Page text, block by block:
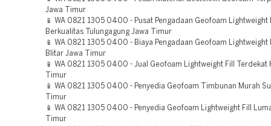
Jawa Timur
📱 WA 0821 1305 0400 - Pusat Pengadaan Geofoam Lightweight
Berkualitas Tulungagung Jawa Timur
📱 WA 0821 1305 0400 - Biaya Pengadaan Geofoam Lightweight
Blitar Jawa Timur
📱 WA 0821 1305 0400 - Jual Geofoam Lightweight Fill Terdekat
Timur
📱 WA 0821 1305 0400 - Penyedia Geofoam Timbunan Murah
Timur
📱 WA 0821 1305 0400 - Penyedia Geofoam Lightweight Fill
Timur